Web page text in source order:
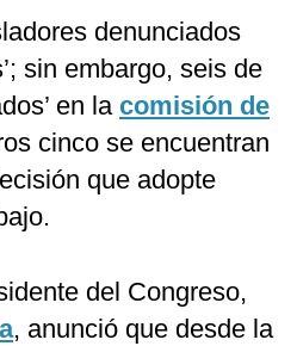
denunciados
sin embargo, seis de
en la comisión de
cinco se encuentran
que adopte
del Congreso,
, anunció que desde la